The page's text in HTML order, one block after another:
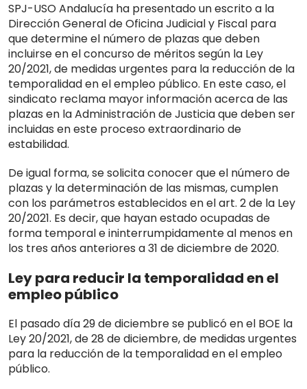
SPJ-USO Andalucía ha presentado un escrito a la
Dirección General de Oficina Judicial y Fiscal para
que determine el número de plazas que deben
incluirse en el concurso de méritos según la Ley
20/2021, de medidas urgentes para la reducción de la
temporalidad en el empleo público. En este caso, el
sindicato reclama mayor información acerca de las
plazas en la Administración de Justicia que deben ser
incluidas en este proceso extraordinario de
estabilidad.
De igual forma, se solicita conocer que el número de
plazas y la determinación de las mismas, cumplen
con los parámetros establecidos en el art. 2 de la Ley
20/2021. Es decir, que hayan estado ocupadas de
forma temporal e ininterrumpidamente al menos en
los tres años anteriores a 31 de diciembre de 2020.
Ley para reducir la temporalidad en el
empleo público
El pasado día 29 de diciembre se publicó en el BOE la
Ley 20/2021, de 28 de diciembre, de medidas urgentes
para la reducción de la temporalidad en el empleo
público.